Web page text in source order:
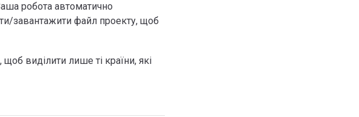
робота автоматично
завантажити файл проекту, щоб
виділити лише ті країни, які